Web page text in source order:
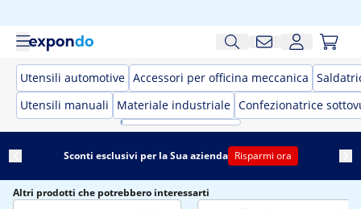
Utensili automotive Accessori per officina meccanica
Utensili manuali
Materiale industriale Confezionatrice
Sconti esclusivi per la Sua azienda Risparmi ora
Altri prodotti che potrebbero interessarti